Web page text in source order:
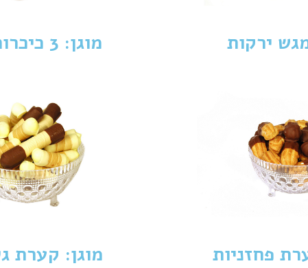
ירקות מוגן: 3 כיכרות לחם
פחזניות מוגן: קערת